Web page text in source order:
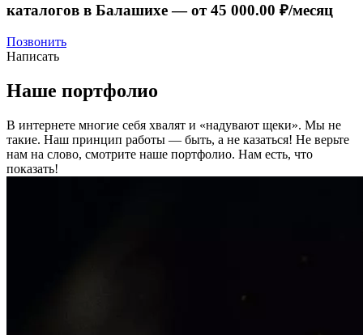
каталогов в Балашихе —от 45 000.00 ₽/месяц
Позвонить
Написать
Наше портфолио
В интернете многие себя хвалят и «надувают щеки». Мы не
такие. Наш принцип работы — быть, а не казаться! Не верьте
нам на слово, смотрите наше портфолио. Нам есть, что
показать!